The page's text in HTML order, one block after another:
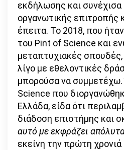
εκδήλωσης και
οργανωτικής επιτροπής
έπειτα. Το 2018, που
του Pint of Science και
μεταπτυχιακές
λίγο με εθελοντικές
μπορούσα να συμμετέχω.
Science που
Ελλάδα, είδα ότι
διάδοση επιστήμης και
αυτό με εκφράζει
εκείνη την πρώτη